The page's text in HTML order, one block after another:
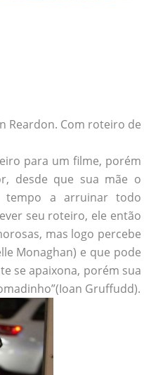
Reardon. Com roteiro de
para um filme, porém
desde que sua mãe o
tempo a arruinar todo
seu roteiro, ele então
mas logo percebe
Monaghan) e que pode
se apaixona, porém sua
Gruffudd).